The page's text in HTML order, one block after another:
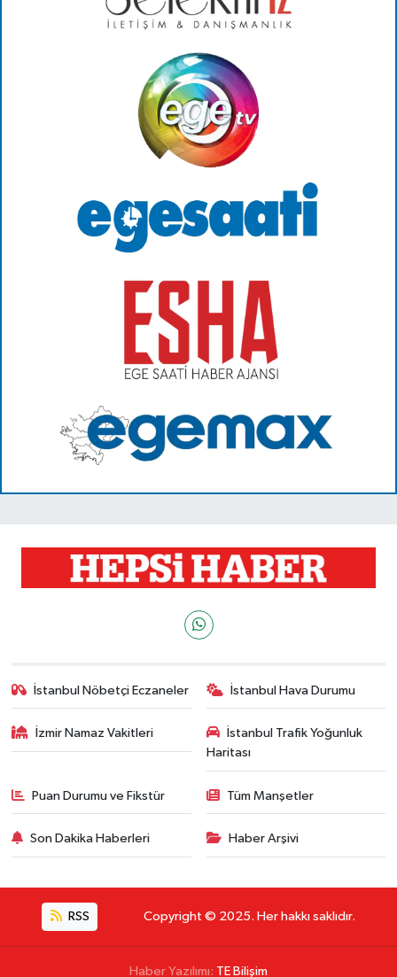
İstanbul Nöbetçi Eczaneler İstanbul Hava Durumu
İzmir Namaz Vakitleri
İstanbul Trafik Yoğunluk
Haritası
Puan Durumu ve Fikstür Tüm Manşetler
Son Dakika Haberleri Haber Arşivi
RSS Copyright © 2025. Her hakkı saklıdır.
Haber Yazılımı: TE Bilişim